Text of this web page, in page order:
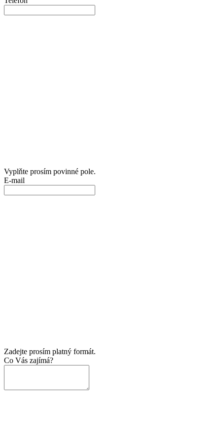
Vyplňte prosím povinné pole.
E-mail
Zadejte prosím platný formát.
Co Vás zajímá?